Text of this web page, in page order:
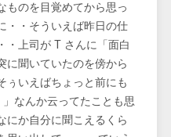
ものを目覚めてから思っ
・・そういえば昨日の仕
・上司が T さんに「面白
に聞いていたのを傍から
ぅいえばちょっと前にも
なんか云ってたことも思
にか自分に聞こえるくら